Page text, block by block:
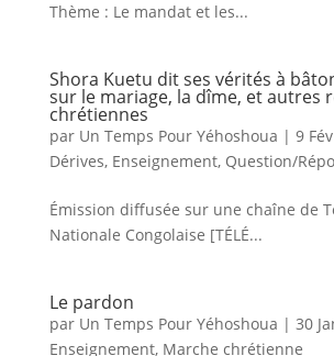
Thème : Le mandat et les...
Shora Kuetu dit ses vérités à
sur le mariage, la dîme, et autres
chrétiennes
par Un Temps Pour Yéhoshoua | 9
Dérives, Enseignement, Question/
Émission diffusée sur une chaîne de
Nationale Congolaise [TÉLÉ...
Le pardon
par Un Temps Pour Yéhoshoua | 30
Enseignement, Marche chrétienne